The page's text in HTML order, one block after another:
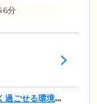
6分
過ごせる環境で